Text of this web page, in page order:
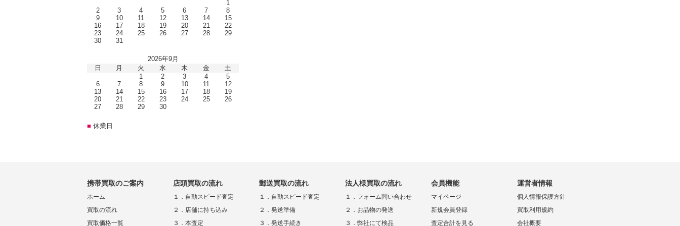
1
2
3 4 5 6 7
8
9
10 11 12 13 14
15
16
17 18 19 20 21
22
23
24 25 26 27 28
29
30
31
2026年9月
日
月 火 水 木 金
土
1
2 3 4
5
6
7 8 9 10 11
12
13
14 15 16 17 18
19
20
21 22 23 24 25
26
27
28 29 30
■ 休業日
携帯買取のご案内
ホーム
買取の流れ
買取価格一覧
店頭買取の流れ
１．自動スピード査定
２．店舗に持ち込み
３．本査定
郵送買取の流れ
１．自動スピード査定
２．発送準備
３．発送手続き
法人様買取の流れ
１．フォーム問い合わせ
２．お品物の発送
３．弊社にて検品
会員機能
マイページ
新規会員登録
査定合計を見る
運営者情報
個人情報保護方針
買取利用規約
会社概要